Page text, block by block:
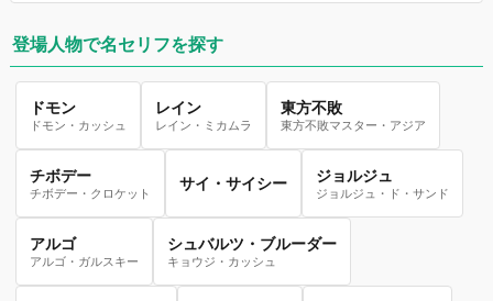
登場人物で名セリフを探す
ドモン
ドモン・カッシュ
レイン
レイン・ミカムラ
東方不敗
東方不敗マスター・アジア
チボデー
チボデー・クロケット
サイ・サイシー ジョルジュ
ジョルジュ・ド・サンド
アルゴ
アルゴ・ガルスキー
シュバルツ・ブルーダー
キョウジ・カッシュ